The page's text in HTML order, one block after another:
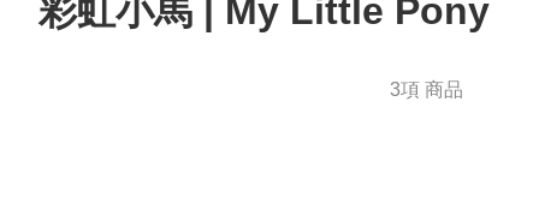
彩虹小馬 | My Little Pony
3項 商品